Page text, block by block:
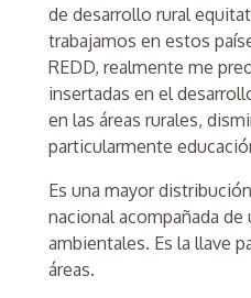
de desarrollo rural
trabajamos en estos
REDD, realmente me
insertadas en el
en las áreas rurales,
particularmente
Es una mayor
nacional acompañada de
ambientales. Es la llave
áreas.